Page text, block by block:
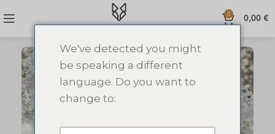
0 0,00 €
We've detected you might
be speaking a different
language. Do you want to
change to: